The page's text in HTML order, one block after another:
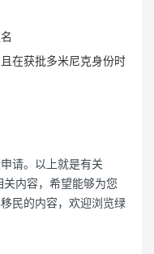
在获批多米尼克身份时
请。以上就是有关
内容，希望能够为您
民的内容，欢迎浏览绿